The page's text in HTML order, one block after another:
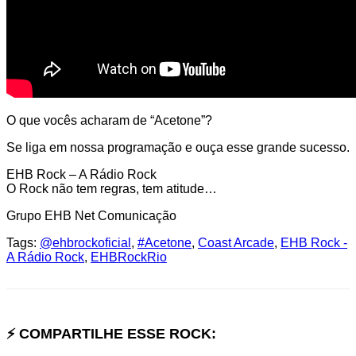
O que vocês acharam de “Acetone”?
Se liga em nossa programação e ouça esse grande sucesso.
EHB Rock – A Rádio Rock
O Rock não tem regras, tem atitude…
Grupo EHB Net Comunicação
Tags: @ehbrockoficial , #Acetone, Coast Arcade, EHB Rock -
A Rádio Rock, EHBRockRio
⚡ COMPARTILHE ESSE ROCK: